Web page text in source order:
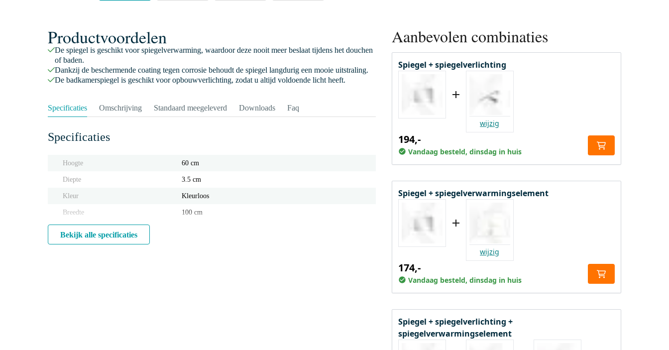
Productvoordelen
De spiegel is geschikt voor spiegelverwarming, waardoor deze nooit meer beslaat tijdens het douchen
of baden.
Dankzij de beschermende coating tegen corrosie behoudt de spiegel langdurig een mooie uitstraling.
De badkamerspiegel is geschikt voor opbouwverlichting, zodat u altijd voldoende licht heeft.
Specificaties Omschrijving Standaard meegeleverd Downloads Faq
Specificaties
Hoogte 60 cm
Diepte 3.5 cm
Kleur Kleurloos
Breedte 100 cm
Bekijk alle specificaties
Aanbevolen combinaties
Spiegel + spiegelverlichting
wijzig
194,-
Vandaag besteld, dinsdag in huis
Spiegel + spiegelverwarmingselement
wijzig
174,-
Vandaag besteld, dinsdag in huis
Spiegel + spiegelverlichting +
spiegelverwarmingselement